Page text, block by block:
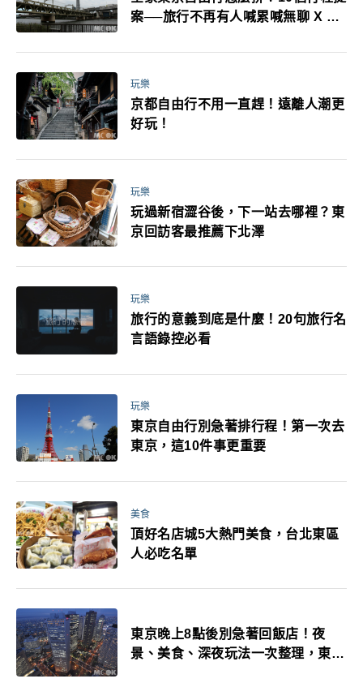
案──旅行不再有人喊累喊無聊 X 爸
玩樂
京都自由行不用一直趕！遠離人潮更
好玩！
玩樂
玩過新宿澀谷後，下一站去哪裡？東
京回訪客最推薦下北澤
玩樂
旅行的意義到底是什麼！20句旅行名
言語錄控必看
玩樂
東京自由行別急著排行程！第一次去
東京，這10件事更重要
美食
頂好名店城5大熱門美食，台北東區
人必吃名單
東京晚上8點後別急著回飯店！夜
景、美食、深夜玩法一次整理，東京